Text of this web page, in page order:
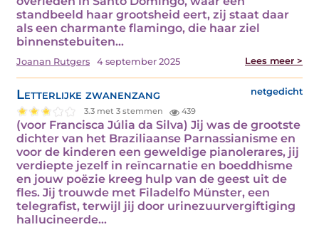
standbeeld haar grootsheid eert, zij staat daar
als een charmante flamingo, die haar ziel
binnenstebuiten…
Joanan Rutgers 4 september 2025 Lees meer >
Letterlijke zwanenzang netgedicht
3.3 met 3 stemmen 439
(voor Francisca Júlia da Silva) Jij was de grootste
dichter van het Braziliaanse Parnassianisme en
voor de kinderen een geweldige pianolerares, jij
verdiepte jezelf in reïncarnatie en boeddhisme
en jouw poëzie kreeg hulp van de geest uit de
fles. Jij trouwde met Filadelfo Münster, een
telegrafist, terwijl jij door urinezuurvergiftiging
hallucineerde…